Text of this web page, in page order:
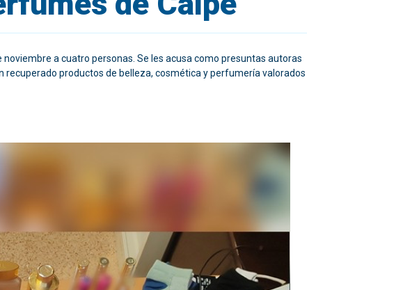
a cuatro personas. Se les acusa como presuntas autoras
recuperado productos de belleza, cosmética y perfumería valorados